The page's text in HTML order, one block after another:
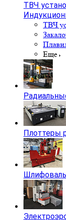
ТВЧ
ТВЧ
Еще
Плоттеры